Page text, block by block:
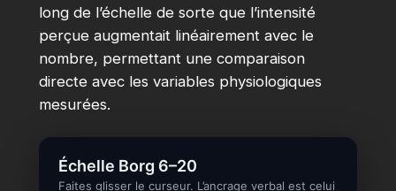
long de l’échelle de sorte que l’intensité
perçue augmentait linéairement avec le
nombre, permettant une comparaison
directe avec les variables physiologiques
mesurées.
Échelle Borg 6–20
Faites glisser le curseur. L’ancrage verbal est celui